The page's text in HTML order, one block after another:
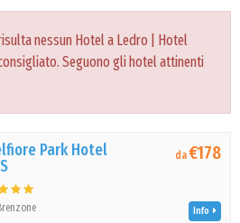
nessun Hotel a Ledro | Hotel
Seguono gli hotel attinenti
Park Hotel
da€178
Info